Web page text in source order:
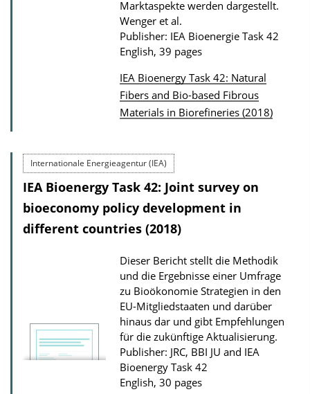
Marktaspekte werden dargestellt.
Wenger et al.
Publisher: IEA Bioenergie Task 42
English, 39 pages
P
u
l
i
c
a
t
o
n
D
o
w
n
l
IEA Bioenergy Task 42: Natural
Fibers and Bio-based Fibrous
Materials in Biorefineries (2018)
Internationale Energieagentur (IEA)
IEA Bioenergy Task 42: Joint survey on
bioeconomy policy development in
different countries (2018)
Dieser Bericht stellt die Methodik
und die Ergebnisse einer Umfrage
zu Bioökonomie Strategien in den
EU-Mitgliedstaaten und darüber
hinaus dar und gibt Empfehlungen
für die zukünftige Aktualisierung.
Publisher: JRC, BBI JU and IEA
Bioenergy Task 42
English, 30 pages